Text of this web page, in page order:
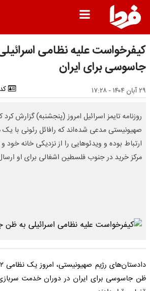
کیفرخواست علیه نظامی
جاسوسی برای ایران
۲۹ آبان ۱۴۰۴ - ۱۷:۲۸ کد
روزنامه تایمز اسرائیل امروز (پنجشنبه) گزارش
صهیونیستی مدعی شده‌اند که رافائل رئونی با یک
ارتباط بوده و ویدئوهایی را از نزدیکی خانه
مرکز خرید در جنوب فلسطین اشغالی برای او
ظن جاسوسی برای ایران در دوران خدمت